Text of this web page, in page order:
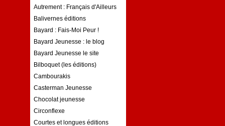
Autrement : Français d'Ailleurs
Balivernes éditions
Bayard : Fais-Moi Peur !
Bayard Jeunesse : le blog
Bayard Jeunesse le site
Bilboquet (les éditions)
Cambourakis
Casterman Jeunesse
Chocolat jeunesse
Circonflexe
Courtes et longues éditions